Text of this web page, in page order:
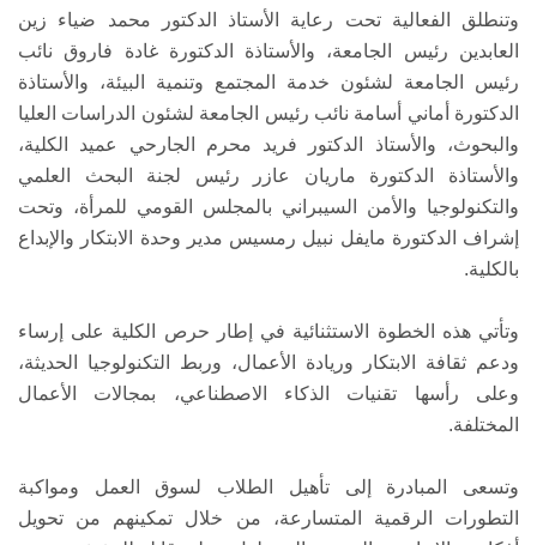
وتنطلق الفعالية تحت رعاية الأستاذ الدكتور محمد ضياء زين
العابدين رئيس الجامعة، والأستاذة الدكتورة غادة فاروق نائب
رئيس الجامعة لشئون خدمة المجتمع وتنمية البيئة، والأستاذة
الدكتورة أماني أسامة نائب رئيس الجامعة لشئون الدراسات العليا
والبحوث، والأستاذ الدكتور فريد محرم الجارحي عميد الكلية،
والأستاذة الدكتورة ماريان عازر رئيس لجنة البحث العلمي
والتكنولوجيا والأمن السيبراني بالمجلس القومي للمرأة، وتحت
إشراف الدكتورة مايفل نبيل رمسيس مدير وحدة الابتكار والإبداع
بالكلية.
وتأتي هذه الخطوة الاستثنائية في إطار حرص الكلية على إرساء
ودعم ثقافة الابتكار وريادة الأعمال، وربط التكنولوجيا الحديثة،
وعلى رأسها تقنيات الذكاء الاصطناعي، بمجالات الأعمال
المختلفة.
وتسعى المبادرة إلى تأهيل الطلاب لسوق العمل ومواكبة
التطورات الرقمية المتسارعة، من خلال تمكينهم من تحويل